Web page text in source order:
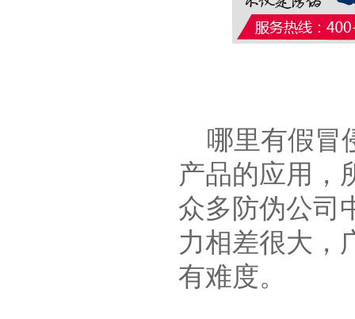
哪里有假冒
产品的应用，
众多防伪公司
力相差很大，
有难度。